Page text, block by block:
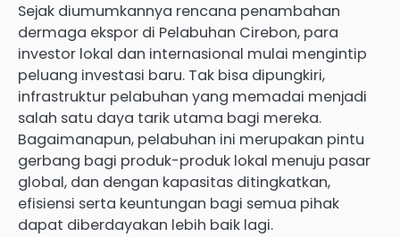
Sejak diumumkannya rencana penambahan
dermaga ekspor di Pelabuhan Cirebon, para
investor lokal dan internasional mulai mengintip
peluang investasi baru. Tak bisa dipungkiri,
infrastruktur pelabuhan yang memadai menjadi
salah satu daya tarik utama bagi mereka.
Bagaimanapun, pelabuhan ini merupakan pintu
gerbang bagi produk-produk lokal menuju pasar
global, dan dengan kapasitas ditingkatkan,
efisiensi serta keuntungan bagi semua pihak
dapat diberdayakan lebih baik lagi.